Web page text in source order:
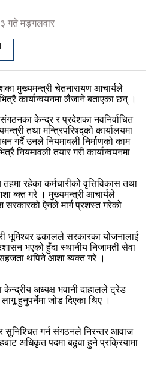
गते मङ्गलवार
मुख्यमन्त्री चेतनारायण आचार्यले
कार्यान्वयनमा लैजाने बताएका छन् ।
केन्द्र र प्रदेशका नवनिर्वाचित
तथा मन्त्रिपरिषद्को कार्यालयमा
गर्दै उनले नियमावली निर्माणको काम
नियमावली तयार गरी कार्यान्वयनमा
रहेका कर्मचारीको वृत्तिविकास तथा
ब्क्त गरे । मुख्यमन्त्री आचार्यले
सरकारको ऐनले मार्ग प्रशस्त गरेको
भूमिश्वर ढकालले सरकारका योजनालाई
भएको हुँदा स्थानीय निजामती सेवा
थपिने आशा ब्यक्त गरे ।
अध्यक्ष भवानी दाहालले ट्रेड
हुनुपर्नेमा जोड दिएका थिए ।
सुनिश्चित गर्न संगठनले निरन्तर आवाज
अधिकृत पदमा बढुवा हुने प्रक्रियामा